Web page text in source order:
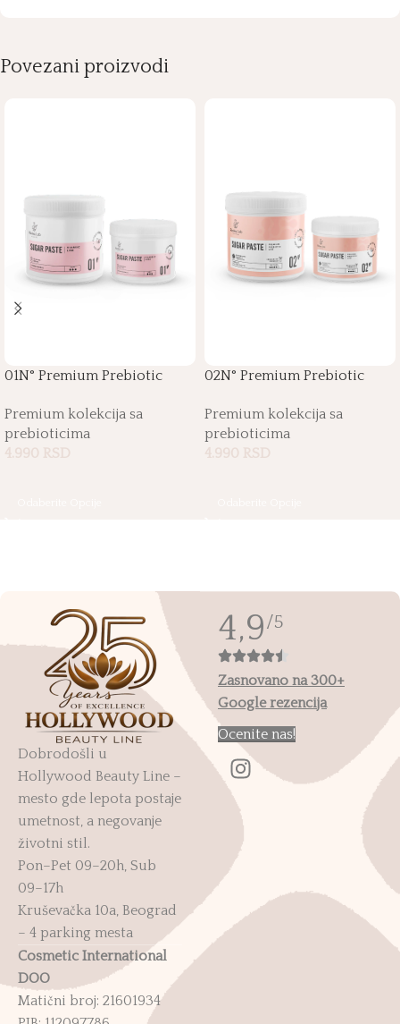
Povezani proizvodi
01N° Premium Prebiotic
Premium kolekcija sa
prebioticima
4.990 RSD
02N° Premium Prebiotic
Premium kolekcija sa
prebioticima
4.990 RSD
Dobrodošli u
Hollywood Beauty Line –
mesto gde lepota postaje
umetnost, a negovanje
životni stil.
Pon–Pet 09–20h, Sub
09–17h
Kruševačka 10a, Beograd
– 4 parking mesta
Cosmetic International
DOO
Matični broj: 21601934
4,9/5
Zasnovano na 300+
Google rezencija
Ocenite nas!